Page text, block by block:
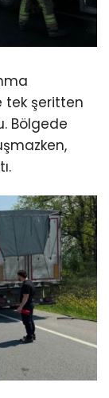
tek şeritten
Bölgede